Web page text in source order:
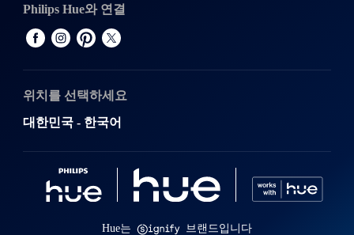
Philips Hue와 연결
위치를 선택하세요
대한민국 - 한국어
Hue는 브랜드입니다